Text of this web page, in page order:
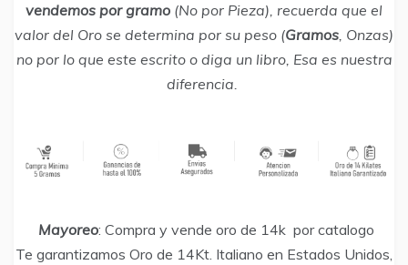
vendemos por gramo (No por Pieza), recuerda que el
valor del Oro se determina por su peso (Gramos, Onzas)
no por lo que este escrito o diga un libro, Esa es nuestra
diferencia.
Mayoreo: Compra y vende oro de 14k por catalogo
Te garantizamos Oro de 14Kt. Italiano en Estados Unidos,